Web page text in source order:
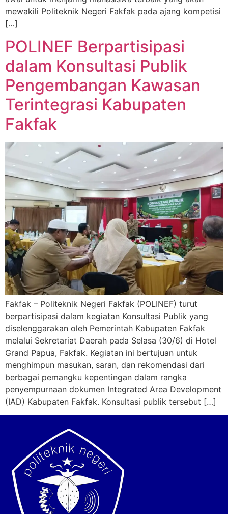
mewakili Politeknik Negeri Fakfak pada ajang kompetisi
[…]
POLINEF Berpartisipasi
dalam Konsultasi Publik
Pengembangan Kawasan
Terintegrasi Kabupaten
Fakfak
Fakfak – Politeknik Negeri Fakfak (POLINEF) turut
berpartisipasi dalam kegiatan Konsultasi Publik yang
diselenggarakan oleh Pemerintah Kabupaten Fakfak
melalui Sekretariat Daerah pada Selasa (30/6) di Hotel
Grand Papua, Fakfak. Kegiatan ini bertujuan untuk
menghimpun masukan, saran, dan rekomendasi dari
berbagai pemangku kepentingan dalam rangka
penyempurnaan dokumen Integrated Area Development
(IAD) Kabupaten Fakfak. Konsultasi publik tersebut […]